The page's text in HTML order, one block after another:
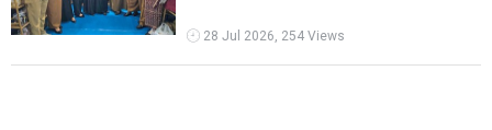
kekayaan budaya ...
28 Jul 2026, 254 Views